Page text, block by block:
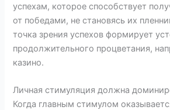
успехам, которое способствует
от победами, не становясь их
точка зрения успехов формирует
продолжительного процветания,
казино.
Личная стимуляция должна
Когда главным стимулом